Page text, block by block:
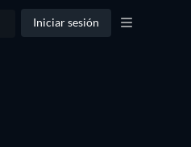
Iniciar sesión